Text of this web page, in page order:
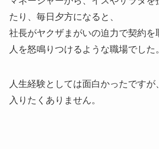
たり、毎日夕方になると、
社長がヤクザまがいの迫力で契約を
人を怒鳴りつけるような職場でした。
人生経験としては面白かったですが
入りたくありません。